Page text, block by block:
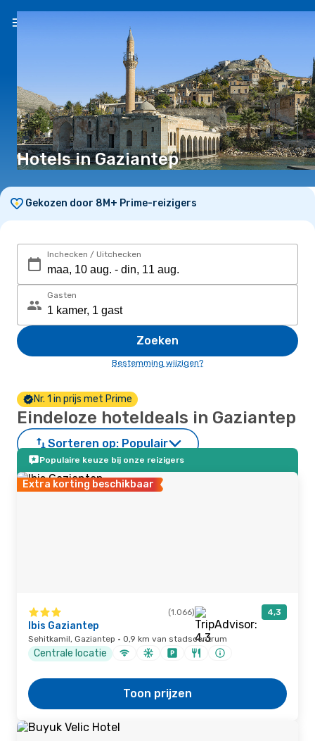
Hotels in Gaziantep
Gekozen door 8M+ Prime-reizigers
Inchecken / Uitchecken
Gasten
Zoeken
Bestemming wijzigen?
Nr. 1 in prijs met Prime
Eindeloze hoteldeals in Gaziantep
Sorteren op: Populair
Populaire keuze bij onze reizigers
Extra korting beschikbaar
(1.066) 4,3
Ibis Gaziantep
Sehitkamil, Gaziantep · 0,9 km van stadscentrum
Centrale locatie
Toon prijzen